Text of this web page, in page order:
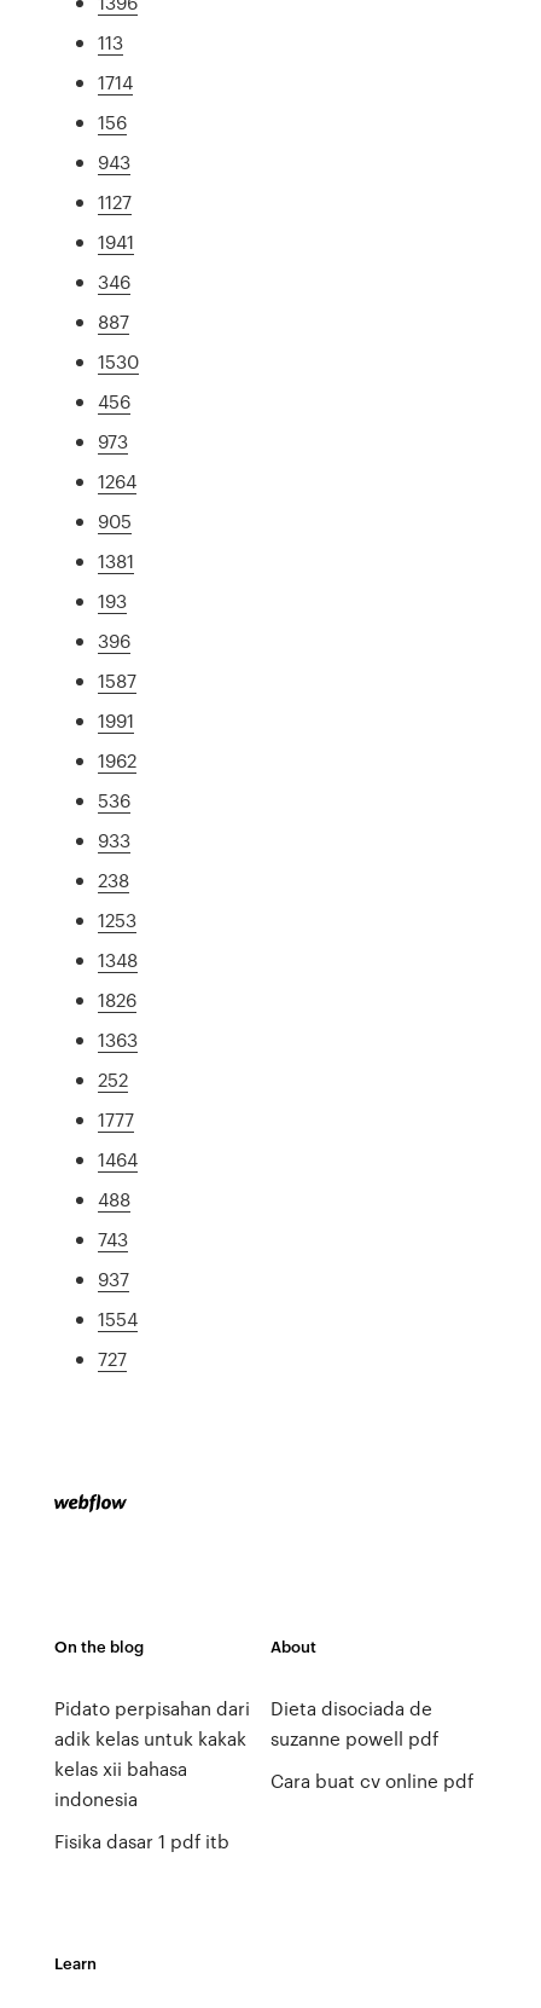
113
1714
156
943
1127
1941
346
887
1530
456
973
1264
905
1381
193
396
1587
1991
1962
536
933
238
1253
1348
1826
1363
252
1777
1464
488
743
937
1554
727
On the blog
Pidato perpisahan dari
adik kelas untuk kakak
kelas xii bahasa
indonesia
Fisika dasar 1 pdf itb
About
Dieta disociada de
suzanne powell pdf
Cara buat cv online pdf
Learn